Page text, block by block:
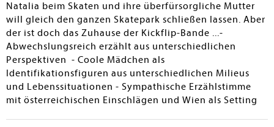
Natalia beim Skaten und ihre überfürsorgliche Mutter
will gleich den ganzen Skatepark schließen lassen. Aber
der ist doch das Zuhause der Kickflip-Bande ...-
Abwechslungsreich erzählt aus unterschiedlichen
Perspektiven - Coole Mädchen als
Identifikationsfiguren aus unterschiedlichen Milieus
und Lebenssituationen - Sympathische Erzählstimme
mit österreichischen Einschlägen und Wien als Setting